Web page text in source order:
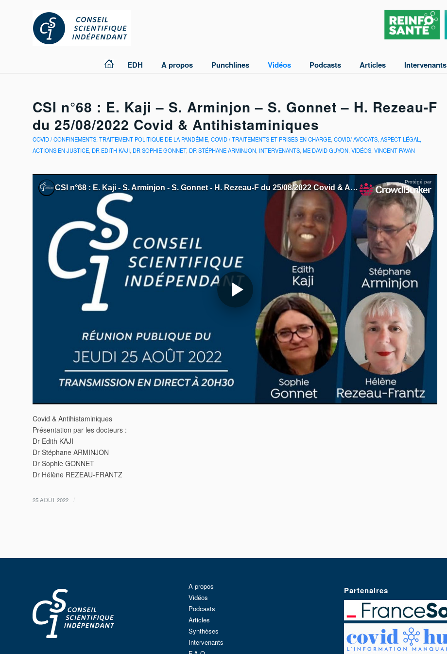
EDH A propos Punchlines Vidéos Podcasts Articles Intervenants
CSI n°68 : E. Kaji – S. Arminjon – S. Gonnet – H. Rezeau-F
du 25/08/2022 Covid & Antihistaminiques
COVID / CONFINEMENTS, TRAITEMENT POLITIQUE DE LA PANDÉMIE COVID / TRAITEMENTS ET PRISES EN CHARGE COVID/ AVOCATS, ASPECT LÉGAL,
ACTIONS EN JUSTICE DR EDITH KAJI DR SOPHIE GONNET, DR STÉPHANE ARMINJON INTERVENANTS ME DAVID GUYON VIDÉOS VINCENT PAVAN
Covid & Antihistaminiques
Présentation par les docteurs :
Dr Edith KAJI
Dr Stéphane ARMINJON
Dr Sophie GONNET
Dr Hélène REZEAU-FRANTZ
25 AOÛT 2022 /
A propos
Vidéos
Podcasts
Articles
Synthèses
Intervenants
Partenaires